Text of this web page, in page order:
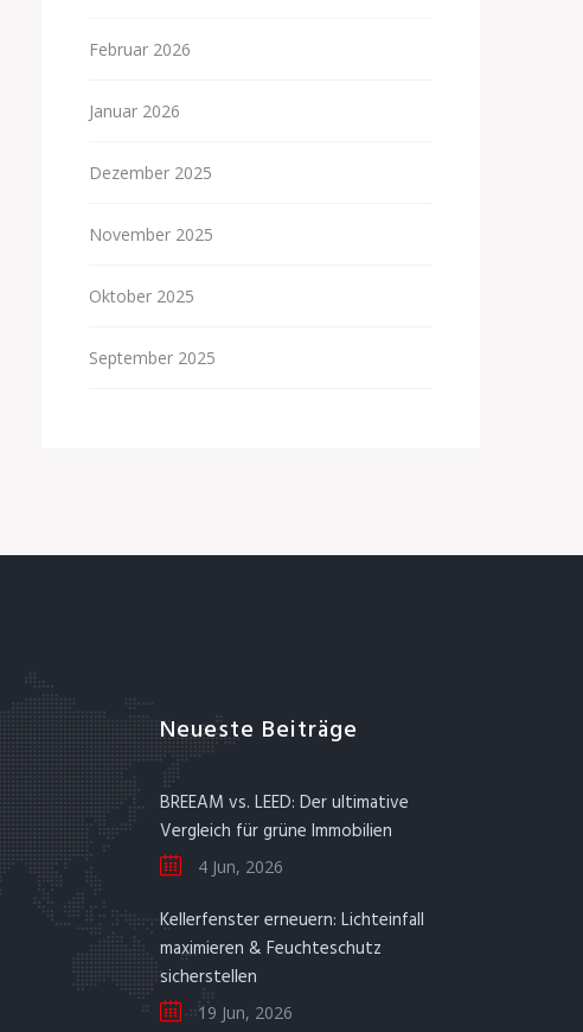
Februar 2026
Januar 2026
Dezember 2025
November 2025
Oktober 2025
September 2025
Neueste Beiträge
BREEAM vs. LEED: Der ultimative
Vergleich für grüne Immobilien
4 Jun, 2026
Kellerfenster erneuern: Lichteinfall
maximieren & Feuchteschutz
sicherstellen
19 Jun, 2026